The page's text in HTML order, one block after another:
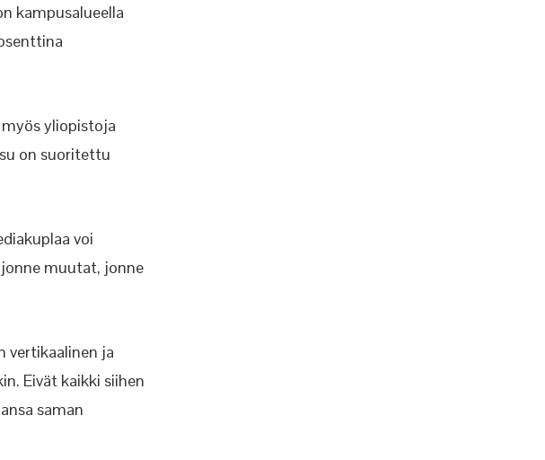
kampusalueella
yliopistoja
on suoritettu
voi
muutat, jonne
vertikaalinen ja
Eivät kaikki siihen
saman